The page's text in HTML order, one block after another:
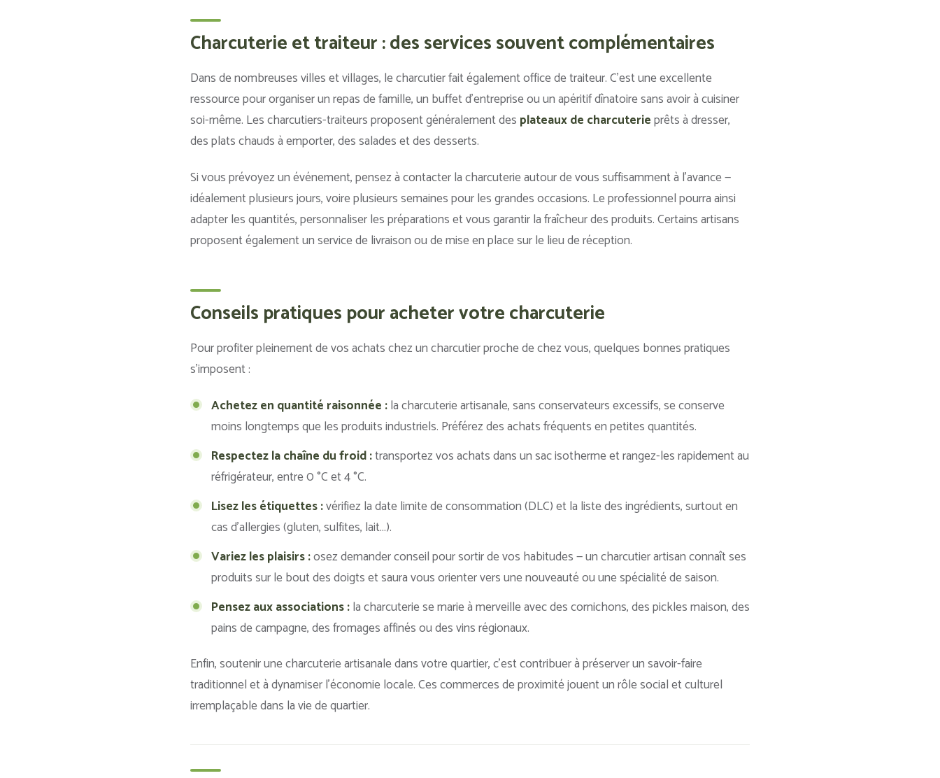
Charcuterie et traiteur : des services souvent complémentaires
Dans de nombreuses villes et villages, le charcutier fait également office de traiteur. C’est une excellente
ressource pour organiser un repas de famille, un buffet d’entreprise ou un apéritif dînatoire sans avoir à cuisiner
soi-même. Les charcutiers-traiteurs proposent généralement des plateaux de charcuterieprêts à dresser,
des plats chauds à emporter, des salades et des desserts.
Si vous prévoyez un événement, pensez à contacter la charcuterie autour de vous suffisamment à l’avance —
idéalement plusieurs jours, voire plusieurs semaines pour les grandes occasions. Le professionnel pourra ainsi
adapter les quantités, personnaliser les préparations et vous garantir la fraîcheur des produits. Certains artisans
proposent également un service de livraison ou de mise en place sur le lieu de réception.
Conseils pratiques pour acheter votre charcuterie
Pour profiter pleinement de vos achats chez un charcutier proche de chez vous, quelques bonnes pratiques
s’imposent :
Achetez en quantité raisonnée :la charcuterie artisanale, sans conservateurs excessifs, se conserve
moins longtemps que les produits industriels. Préférez des achats fréquents en petites quantités.
Respectez la chaîne du froid :transportez vos achats dans un sac isotherme et rangez-les rapidement au
réfrigérateur, entre 0 °C et 4 °C.
Lisez les étiquettes :vérifiez la date limite de consommation (DLC) et la liste des ingrédients, surtout en
cas d’allergies (gluten, sulfites, lait…).
Variez les plaisirs :osez demander conseil pour sortir de vos habitudes — un charcutier artisan connaît ses
produits sur le bout des doigts et saura vous orienter vers une nouveauté ou une spécialité de saison.
Pensez aux associations :la charcuterie se marie à merveille avec des cornichons, des pickles maison, des
pains de campagne, des fromages affinés ou des vins régionaux.
Enfin, soutenir une charcuterie artisanale dans votre quartier, c’est contribuer à préserver un savoir-faire
traditionnel et à dynamiser l’économie locale. Ces commerces de proximité jouent un rôle social et culturel
irremplaçable dans la vie de quartier.